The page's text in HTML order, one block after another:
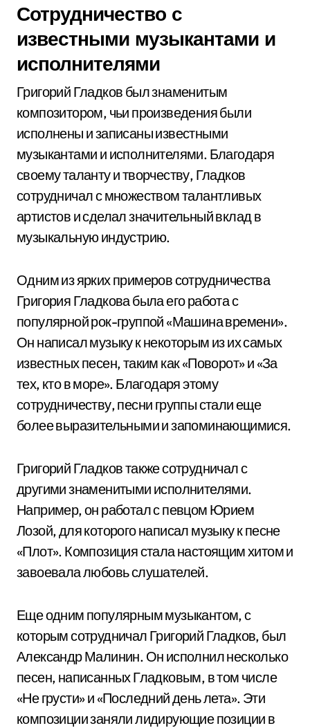
Сотрудничество с
известными музыкантами и
исполнителями
Григорий Гладков был знаменитым
композитором, чьи произведения были
исполнены и записаны известными
музыкантами и исполнителями. Благодаря
своему таланту и творчеству, Гладков
сотрудничал с множеством талантливых
артистов и сделал значительный вклад в
музыкальную индустрию.
Одним из ярких примеров сотрудничества
Григория Гладкова была его работа с
популярной рок-группой «Машина времени».
Он написал музыку к некоторым из их самых
известных песен, таким как «Поворот» и «За
тех, кто в море». Благодаря этому
сотрудничеству, песни группы стали еще
более выразительными и запоминающимися.
Григорий Гладков также сотрудничал с
другими знаменитыми исполнителями.
Например, он работал с певцом Юрием
Лозой, для которого написал музыку к песне
«Плот». Композиция стала настоящим хитом и
завоевала любовь слушателей.
Еще одним популярным музыкантом, с
которым сотрудничал Григорий Гладков, был
Александр Малинин. Он исполнил несколько
песен, написанных Гладковым, в том числе
«Не грусти» и «Последний день лета». Эти
композиции заняли лидирующие позиции в